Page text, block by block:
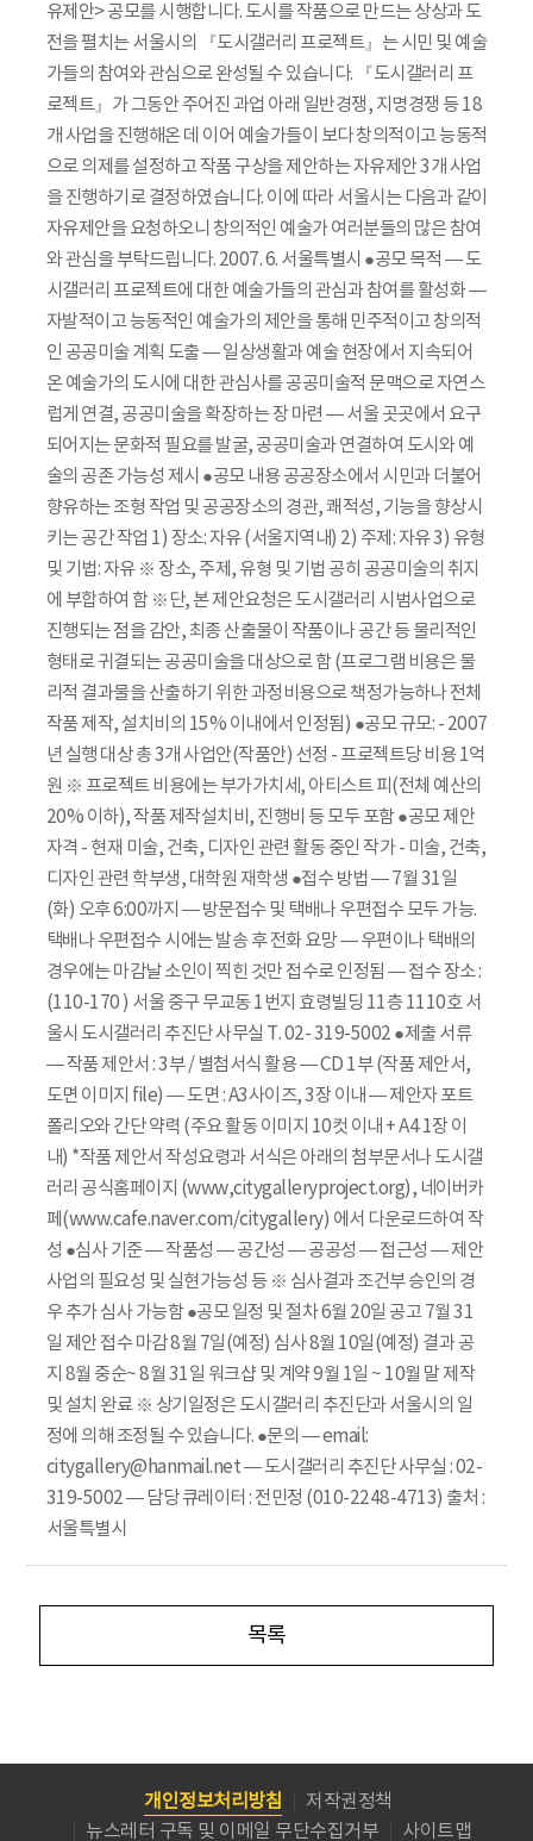
유제안> 공모를 시행합니다. 도시를 작품으로 만드는 상상과 도
전을 펼치는 서울시의 『도시갤러리 프로젝트』는 시민 및 예술
가들의 참여와 관심으로 완성될 수 있습니다. 『도시갤러리 프
로젝트』가 그동안 주어진 과업 아래 일반경쟁, 지명경쟁 등 18
개 사업을 진행해온 데 이어 예술가들이 보다 창의적이고 능동적
으로 의제를 설정하고 작품 구상을 제안하는 자유제안 3개 사업
을 진행하기로 결정하였습니다. 이에 따라 서울시는 다음과 같이
자유제안을 요청하오니 창의적인 예술가 여러분들의 많은 참여
와 관심을 부탁드립니다. 2007. 6. 서울특별시 ●공모 목적 ― 도
시갤러리 프로젝트에 대한 예술가들의 관심과 참여를 활성화 ―
자발적이고 능동적인 예술가의 제안을 통해 민주적이고 창의적
인 공공미술 계획 도출 ― 일상생활과 예술 현장에서 지속되어
온 예술가의 도시에 대한 관심사를 공공미술적 문맥으로 자연스
럽게 연결, 공공미술을 확장하는 장 마련 ― 서울 곳곳에서 요구
되어지는 문화적 필요를 발굴, 공공미술과 연결하여 도시와 예
술의 공존 가능성 제시 ●공모 내용 공공장소에서 시민과 더불어
향유하는 조형 작업 및 공공장소의 경관, 쾌적성, 기능을 향상시
키는 공간 작업 1) 장소: 자유 (서울지역내) 2) 주제: 자유 3) 유형
및 기법: 자유 ※ 장소, 주제, 유형 및 기법 공히 공공미술의 취지
에 부합하여 함 ※단, 본 제안요청은 도시갤러리 시범사업으로
진행되는 점을 감안, 최종 산출물이 작품이나 공간 등 물리적인
형태로 귀결되는 공공미술을 대상으로 함 (프로그램 비용은 물
리적 결과물을 산출하기 위한 과정비용으로 책정가능하나 전체
작품 제작, 설치비의 15% 이내에서 인정됨) ●공모 규모: - 2007
년 실행 대상 총 3개 사업안(작품안) 선정 - 프로젝트당 비용 1억
원 ※ 프로젝트 비용에는 부가가치세, 아티스트 피(전체 예산의
20% 이하), 작품 제작설치비, 진행비 등 모두 포함 ●공모 제안
자격 - 현재 미술, 건축, 디자인 관련 활동 중인 작가 - 미술, 건축,
디자인 관련 학부생, 대학원 재학생 ●접수 방법 ― 7월 31일
(화) 오후 6:00까지 ― 방문접수 및 택배나 우편접수 모두 가능.
택배나 우편접수 시에는 발송 후 전화 요망 ― 우편이나 택배의
경우에는 마감날 소인이 찍힌 것만 접수로 인정됨 ― 접수 장소 :
(110-170 ) 서울 중구 무교동 1번지 효령빌딩 11층 1110호 서
울시 도시갤러리 추진단 사무실 T. 02- 319-5002 ●제출 서류
― 작품 제안서 : 3부 / 별첨서식 활용 ― CD 1부 (작품 제안서,
도면 이미지 file) ― 도면 : A3사이즈, 3장 이내 ― 제안자 포트
폴리오와 간단 약력 (주요 활동 이미지 10컷 이내 + A4 1장 이
내) *작품 제안서 작성요령과 서식은 아래의 첨부문서나 도시갤
러리 공식홈페이지 (www,citygalleryproject.org), 네이버카
페(www.cafe.naver.com/citygallery) 에서 다운로드하여 작
성 ●심사 기준 ― 작품성 ― 공간성 ― 공공성 ― 접근성 ― 제안
사업의 필요성 및 실현가능성 등 ※ 심사결과 조건부 승인의 경
우 추가 심사 가능함 ●공모 일정 및 절차 6월 20일 공고 7월 31
일 제안 접수 마감 8월 7일(예정) 심사 8월 10일(예정) 결과 공
지 8월 중순~ 8월 31일 워크샵 및 계약 9월 1일 ~ 10월 말 제작
및 설치 완료 ※ 상기일정은 도시갤러리 추진단과 서울시의 일
정에 의해 조정될 수 있습니다. ●문의 ― email:
citygallery@hanmail.net ― 도시갤러리 추진단 사무실 : 02-
319-5002 ― 담당 큐레이터 : 전민정 (010-2248-4713) 출처 :
서울특별시
목록
개인정보처리방침
저작권정책
뉴스레터 구독 및 이메일 무단수집거부
사이트맵